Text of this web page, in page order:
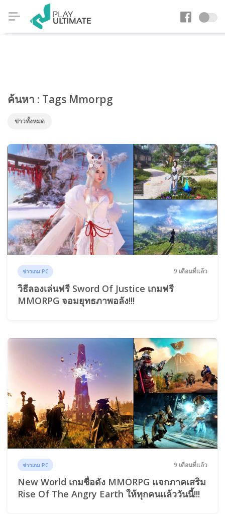
ค้นหา : Tags Mmorpg
ข่าวทั้งหมด
ข่าวเกม PC 9 เดือนที่แล้ว
วิธีลองเล่นฟรี Sword Of Justice เกมฟรี
MMORPG จอมยุทธภาพอลัง!!!
ข่าวเกม PC 9 เดือนที่แล้ว
New World เกมชื่อดัง MMORPG แจกภาคเสริม
Rise Of The Angry Earth ให้ทุกคนแล้ววันนี้!!!